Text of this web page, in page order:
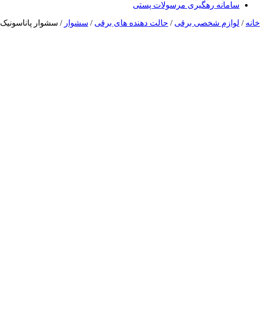
سامانه رهگیری مرسولات پستی
خانه / لوازم شخصی برقی / حالت دهنده های برقی / سشوار / سشوار پاناسونیک ۸۰۰۰ وات